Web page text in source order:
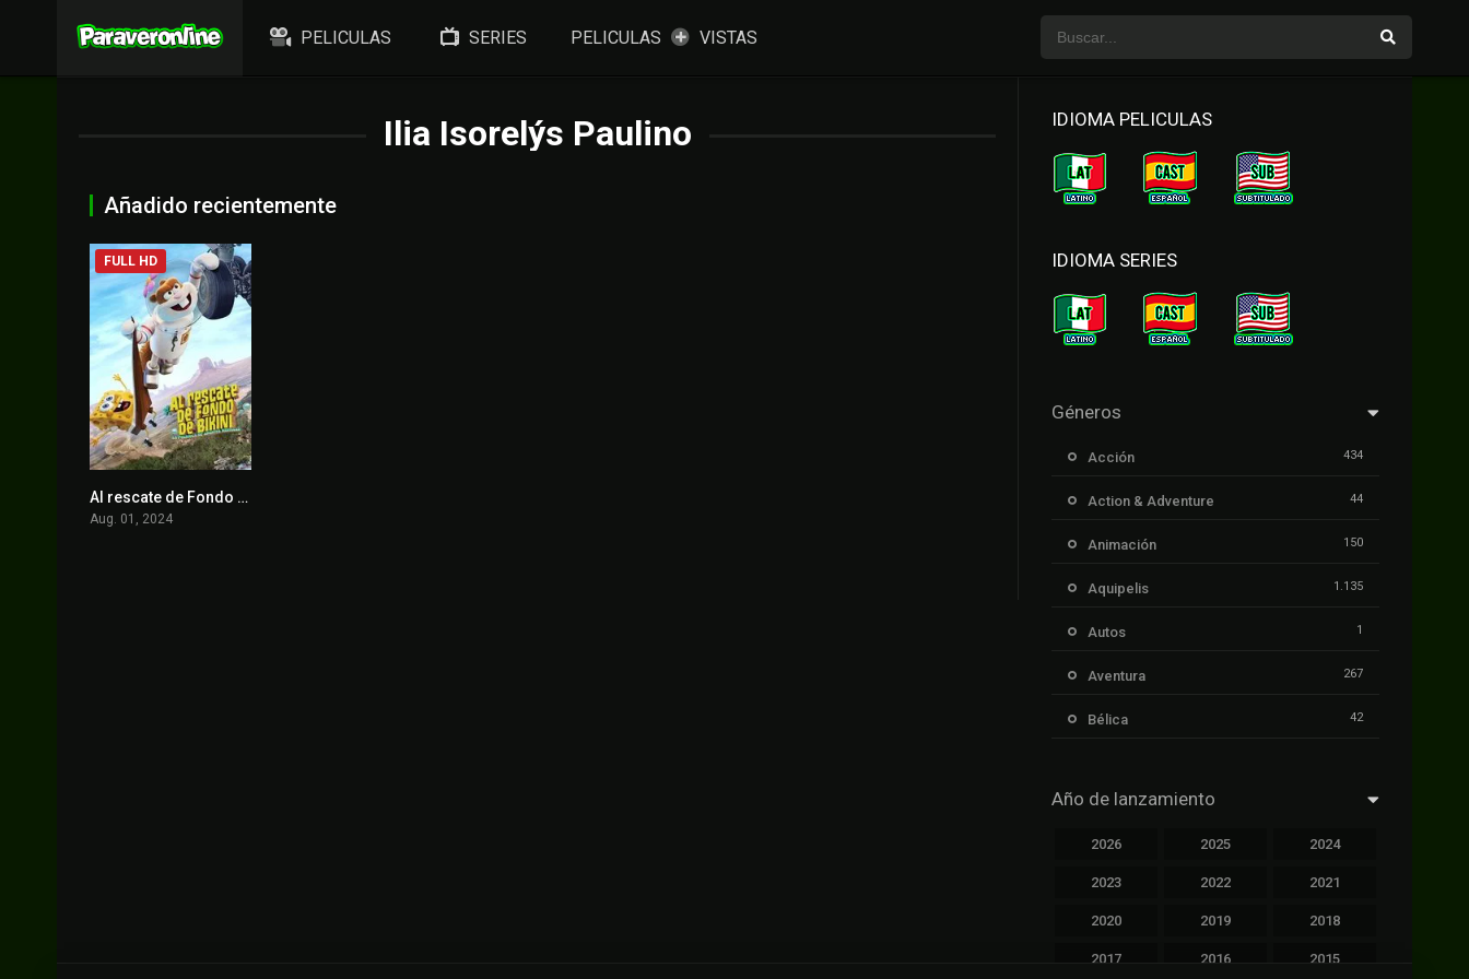
PELICULAS SERIES PELICULAS VISTAS
Ilia Isorelýs Paulino
Añadido recientemente
4.1
FULL HD
Al rescate de Fondo de Bikini: La película de Arenita Mejillas
Aug. 01, 2024
IDIOMA PELICULAS
IDIOMA SERIES
Géneros
Acción 434
Action & Adventure 44
Animación 150
Aquipelis 1.135
Autos 1
Aventura 267
Bélica 42
Cinecalidad
Cinetux 1.139
Año de lanzamiento
2026 2025 2024
2023 2022 2021
2020 2019 2018
2017 2016 2015